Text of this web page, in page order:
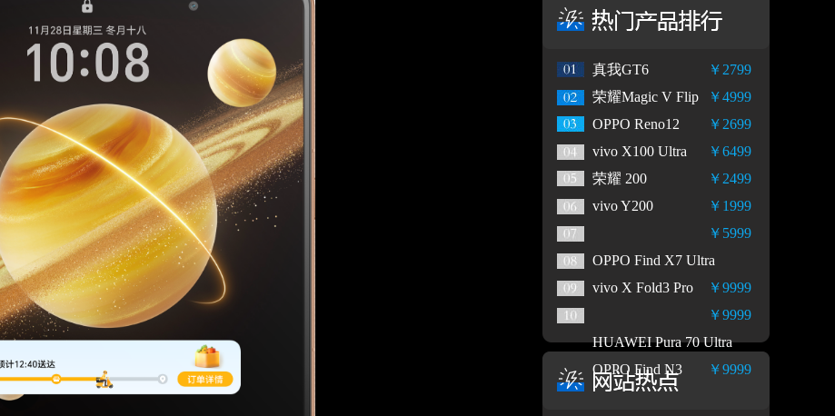
￥2799
真我GT6
￥4999
荣耀Magic V Flip
￥2699
OPPO Reno12
￥6499
vivo X100 Ultra
￥2499
荣耀 200
￥1999
vivo Y200
￥5999
OPPO Find X7 Ultra
￥9999
vivo X Fold3 Pro
￥9999
HUAWEI Pura 70 Ultra
￥9999
OPPO Find N3